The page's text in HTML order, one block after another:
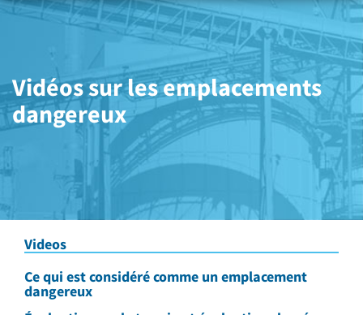
Vidéos sur les emplacements
dangereux
Videos
Ce qui est considéré comme un emplacement
dangereux